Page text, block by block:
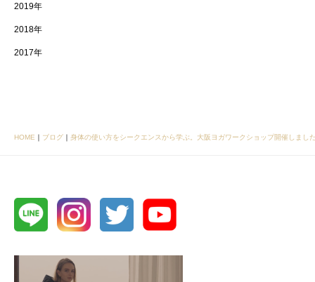
2019年
2018年
2017年
HOME ｜ ブログ ｜ 身体の使い方をシークエンスから学ぶ。大阪ヨガワークショップ開催しまし